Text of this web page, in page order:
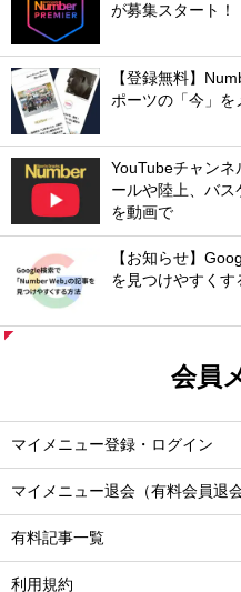
が募集スタート！
【登録無料】
ポーツの「今」を
YouTubeチャン
ールや陸上、バ
を動画で
【お知らせ】
を見つけやすくす
会員
マイメニュー登録・ログイン
マイメニュー退会（有料会員退会
有料記事一覧
利用規約